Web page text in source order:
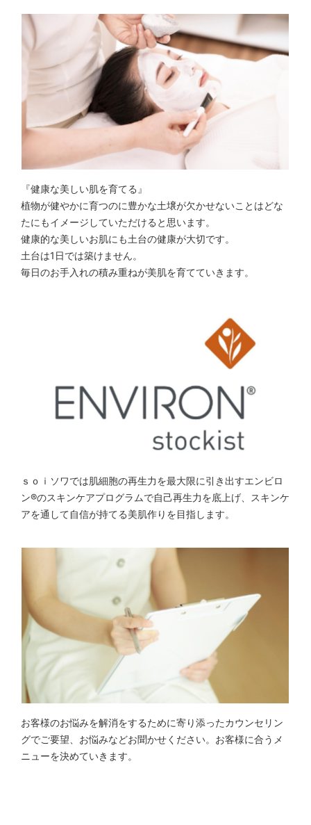
『健康な美しい肌を育てる』
植物が健やかに育つのに豊かな土壌が欠かせないことはどな
たにもイメージしていただけると思います。
健康的な美しいお肌にも土台の健康が大切です。
土台は1日では築けません。
毎日のお手入れの積み重ねが美肌を育てていきます。
ｓｏｉソワでは肌細胞の再生力を最大限に引き出すエンビロ
ン®️のスキンケアプログラムで自己再生力を底上げ、スキンケ
アを通して自信が持てる美肌作りを目指します。
お客様のお悩みを解消をするために寄り添ったカウンセリン
グでご要望、お悩みなどお聞かせください。お客様に合うメ
ニューを決めていきます。